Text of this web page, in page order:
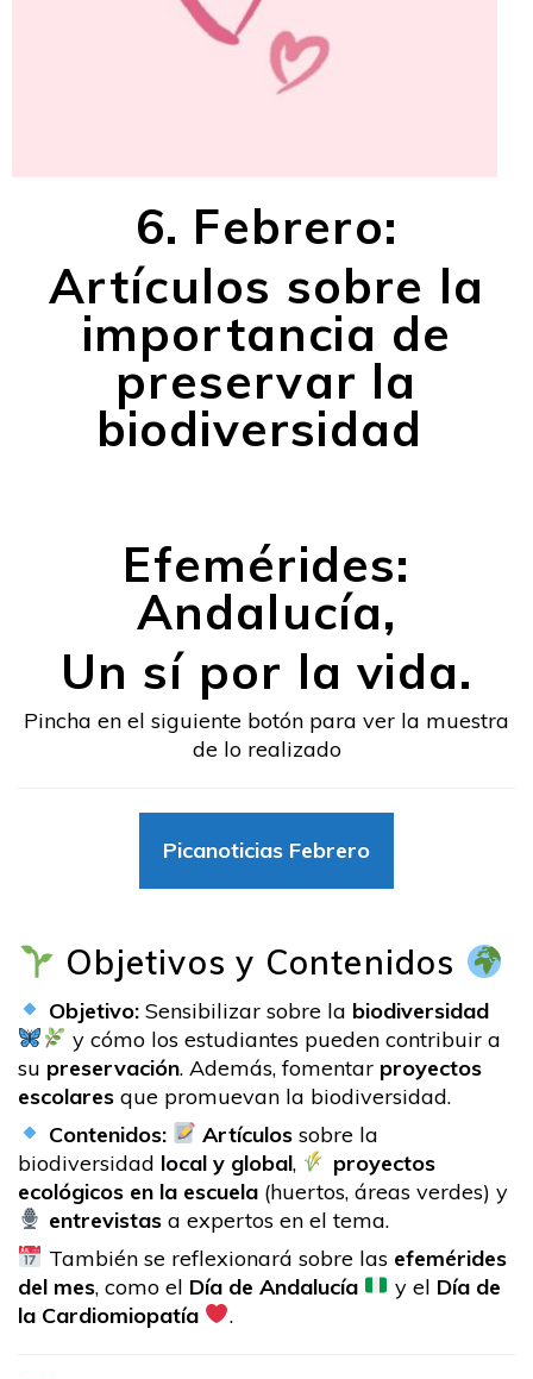
6. Febrero:
Artículos sobre la
importancia de
preservar la
biodiversidad
Efemérides:
Andalucía,
Un sí por la vida.
Pincha en el siguiente botón para ver la muestra
de lo realizado
Picanoticias Febrero
Objetivos y Contenidos
Objetivo:Sensibilizar sobre la biodiversidad
y cómo los estudiantes pueden contribuir a
su preservación. Además, fomentar proyectos
escolares que promuevan la biodiversidad.
Contenidos:
Artículos sobre la
biodiversidad local y global,
proyectos
ecológicos en la escuela (huertos, áreas verdes) y
entrevistasa expertos en el tema.
También se reflexionará sobre las efemérides
del mes, como el Día de Andalucía y el Día de
la Cardiomiopatía
.